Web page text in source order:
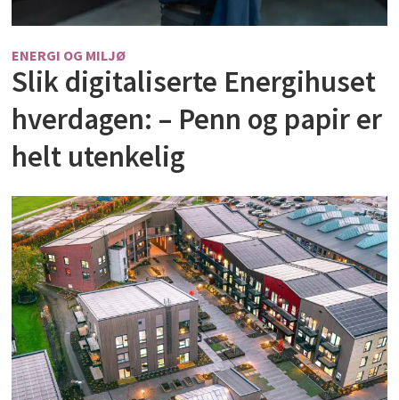
ENERGI OG MILJØ
Slik digitaliserte Energihuset
hverdagen: – Penn og papir er
helt utenkelig